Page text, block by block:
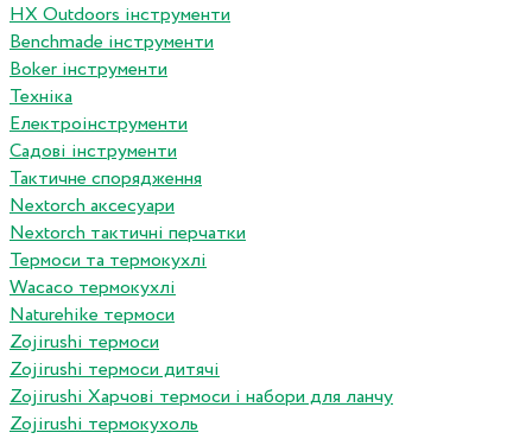
HX Outdoors інструменти
Benchmade інструменти
Boker інструменти
Техніка
Електроінструменти
Садові інструменти
Тактичне спорядження
Nextorch аксесуари
Nextorch тактичні перчатки
Термоси та термокухлі
Wacaco термокухлі
Naturehike термоси
Zojirushi термоси
Zojirushi термоси дитячі
Zojirushi Харчові термоси і набори для ланчу
Zojirushi термокухоль